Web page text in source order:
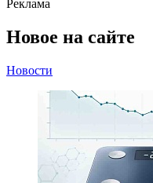
Реклама
Новое на сайте
Новости